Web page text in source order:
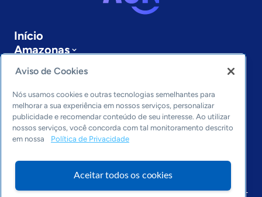
Início
Amazonas
Sobre a ASN
Últimas notícias
Entre em contato
Editorias
Economia & Política
Inovação & Tecnologia
Cultura empreendedora
Arquivo
Aviso de Cookies
Nós usamos cookies e outras tecnologias semelhantes para
melhorar a sua experiência em nossos serviços, personalizar
publicidade e recomendar conteúdo de seu interesse. Ao utilizar
nossos serviços, você concorda com tal monitoramento descrito
em nossa
Política de Privacidade
Aceitar todos os cookies